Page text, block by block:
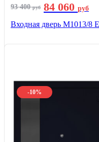
93 400руб 84 060 руб
Входная дверь М1013/8 E
-10%